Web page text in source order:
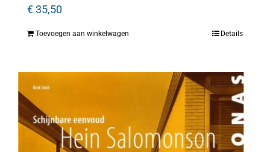
€35,50
Toevoegen aan winkelwagen Details